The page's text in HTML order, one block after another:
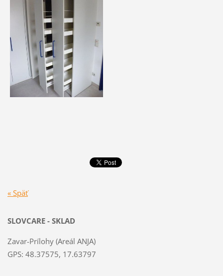
« Späť
SLOVCARE - SKLAD
Zavar-Prílohy (Areál ANJA)
GPS: 48.37575, 17.63797